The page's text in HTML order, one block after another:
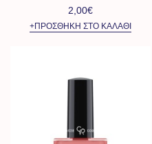
2,00€
+ΠΡΟΣΘΉΚΗ ΣΤΟ ΚΑΛΆΘΙ